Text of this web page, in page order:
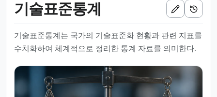
기술표준통계
기술표준통계는 국가의 기술표준화 현황과 관련 지표를
수치화하여 체계적으로 정리한 통계 자료를 의미한다.